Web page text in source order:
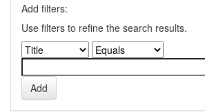
Add filters:
Use filters to refine the search results.